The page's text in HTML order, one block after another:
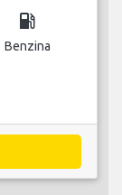
local_gas_station
Benzina